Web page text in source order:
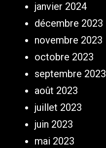
janvier 2024
décembre 2023
novembre 2023
octobre 2023
septembre 2023
août 2023
juillet 2023
juin 2023
mai 2023